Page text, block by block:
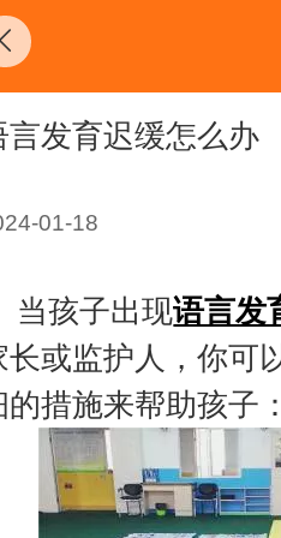
言发育迟缓怎么办
01-18
当孩子出现语言发
长或监护人，你可
的措施来帮助孩子：